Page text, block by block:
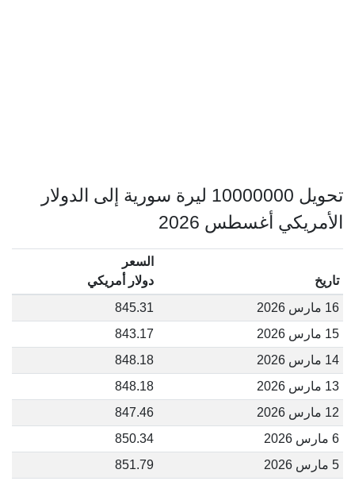
تحويل 10000000 ليرة سورية إلى الدولار
الأمريكي أغسطس 2026
تاريخ
السعر
دولار أمريكي
16 مارس 2026
845.31
15 مارس 2026
843.17
14 مارس 2026
848.18
13 مارس 2026
848.18
12 مارس 2026
847.46
6 مارس 2026
850.34
5 مارس 2026
851.79